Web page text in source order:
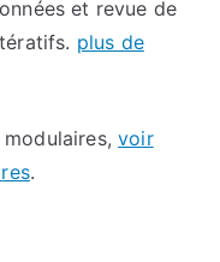
et revue de
plus de
modulaires,voir
.